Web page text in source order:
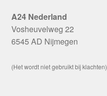
A24 Nederland
Vosheuvelweg 22
6545 AD Nijmegen
(Het wordt niet gebruikt bij klachten)